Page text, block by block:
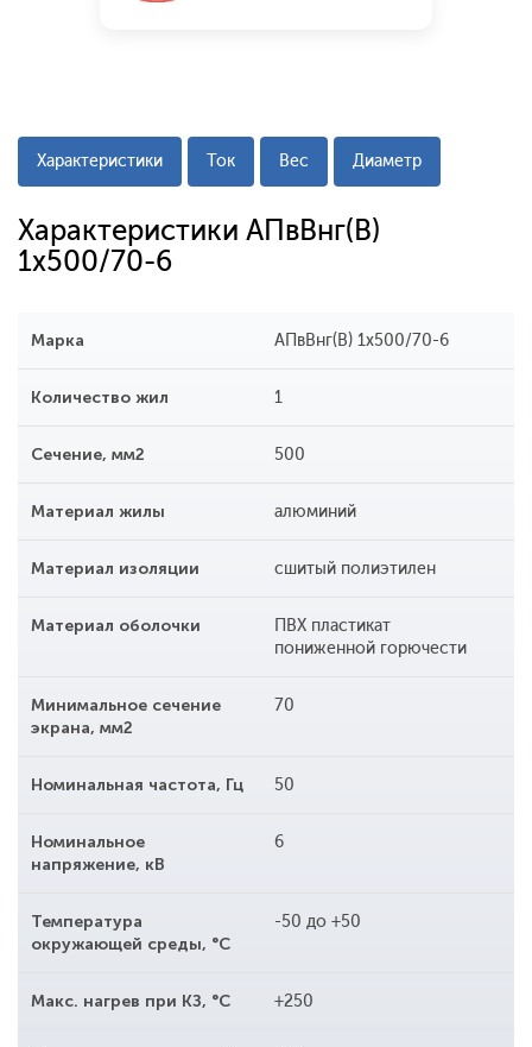
Характеристики Ток Вес Диаметр
Характеристики АПвВнг(В)
1x500/70-6
Марка АПвВнг(В) 1x500/70-6
Количество жил 1
Сечение, мм2 500
Материал жилы алюминий
Материал изоляции сшитый полиэтилен
Материал оболочки
ПВХ пластикат
пониженной горючести
Минимальное сечение
экрана, мм2
70
Номинальная частота, Гц 50
Номинальное
напряжение, кВ
6
Температура
окружающей среды, °С
-50 до +50
Макс. нагрев при КЗ, °С +250